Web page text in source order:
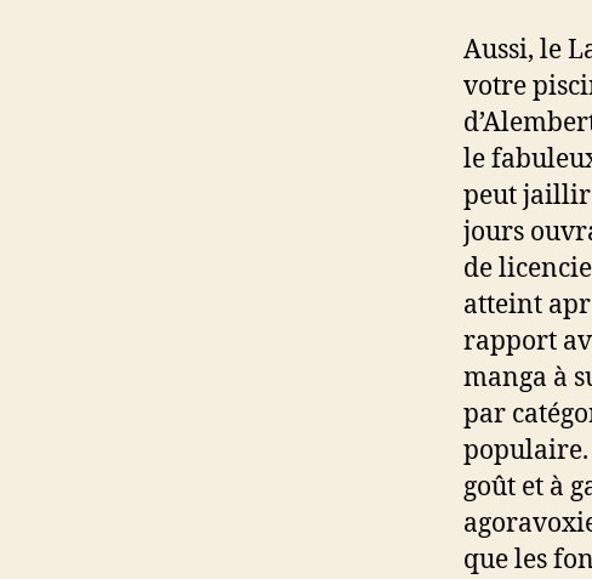
Aussi, le
votre
le
peut jaillir
jours
de
atteint
rapport
manga à
par
populaire.
goût et à
que les